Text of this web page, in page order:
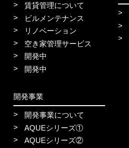
賃貸管理について
ビルメンテナンス
リノベーション
空き家管理サービス
開発中
開発中
開発事業
開発事業について
AQUEシリーズ①
AQUEシリーズ②